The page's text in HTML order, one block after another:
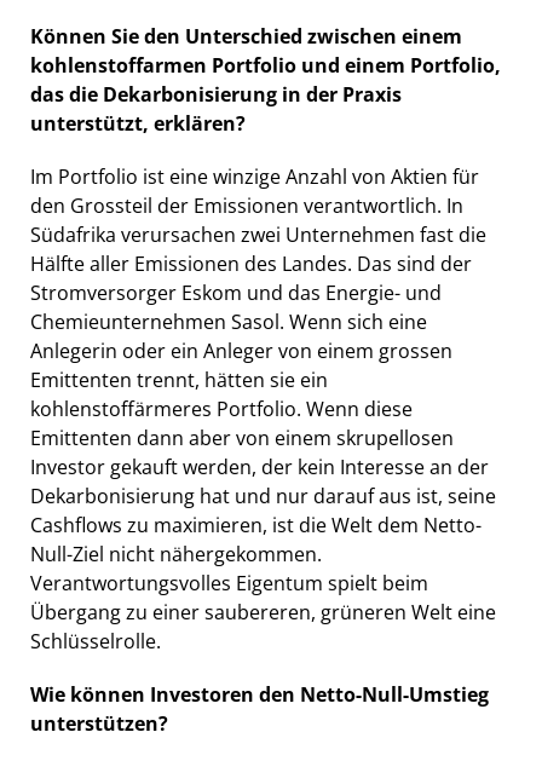
Können Sie den Unterschied zwischen einem
kohlenstoffarmen Portfolio und einem Portfolio,
das die Dekarbonisierung in der Praxis
unterstützt, erklären?
Im Portfolio ist eine winzige Anzahl von Aktien für
den Grossteil der Emissionen verantwortlich. In
Südafrika verursachen zwei Unternehmen fast die
Hälfte aller Emissionen des Landes. Das sind der
Stromversorger Eskom und das Energie- und
Chemieunternehmen Sasol. Wenn sich eine
Anlegerin oder ein Anleger von einem grossen
Emittenten trennt, hätten sie ein
kohlenstoffärmeres Portfolio. Wenn diese
Emittenten dann aber von einem skrupellosen
Investor gekauft werden, der kein Interesse an der
Dekarbonisierung hat und nur darauf aus ist, seine
Cashflows zu maximieren, ist die Welt dem Netto-
Null-Ziel nicht nähergekommen.
Verantwortungsvolles Eigentum spielt beim
Übergang zu einer saubereren, grüneren Welt eine
Schlüsselrolle.
Wie können Investoren den Netto-Null-Umstieg
unterstützen?